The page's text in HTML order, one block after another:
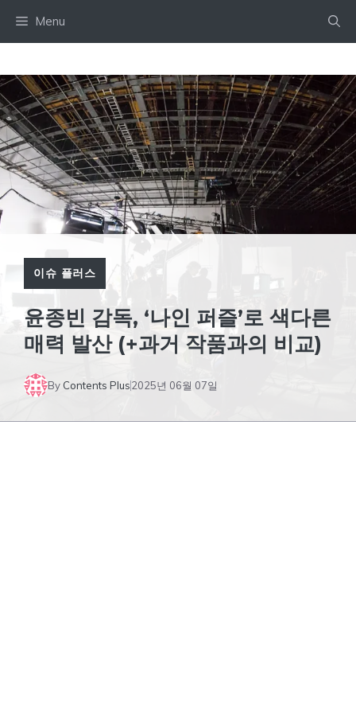
Menu
이슈 플러스
윤종빈 감독, ‘나인 퍼즐’로 색다른
매력 발산 (+과거 작품과의 비교)
By Contents Plus2025년 06월 07일